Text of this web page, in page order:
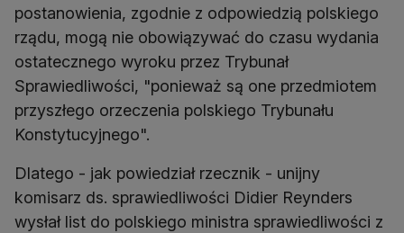
postanowienia, zgodnie z odpowiedzią polskiego
rządu, mogą nie obowiązywać do czasu wydania
ostatecznego wyroku przez Trybunał
Sprawiedliwości, "ponieważ są one przedmiotem
przyszłego orzeczenia polskiego Trybunału
Konstytucyjnego".
Dlatego - jak powiedział rzecznik - unijny
komisarz ds. sprawiedliwości Didier Reynders
wysłał list do polskiego ministra sprawiedliwości z